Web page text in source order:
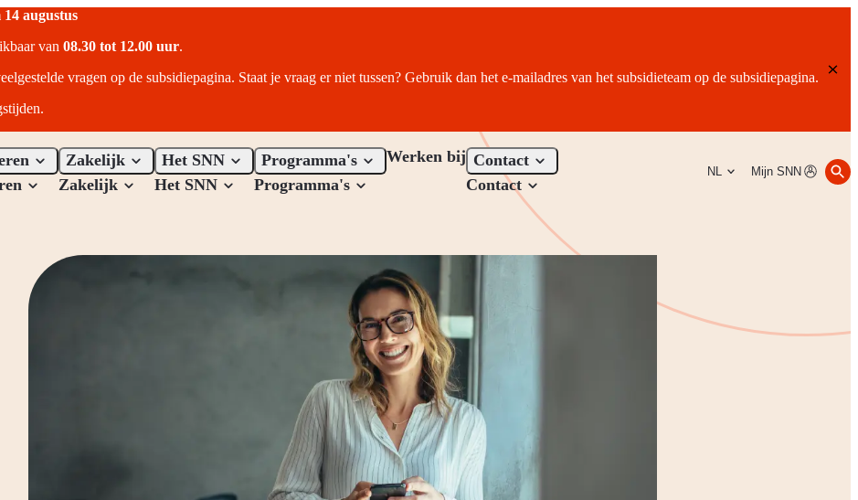
augustus
van 08.30 tot 12.00 uur.
vragen op de subsidiepagina. Staat je vraag er niet tussen? Gebruik dan het e-mailadres van het subsidieteam op de subsidiepagina.
Zakelijk
Zakelijk
Het SNN
Het SNN
Programma's
Programma's
Werken bij Contact
Contact
NL Mijn SNN